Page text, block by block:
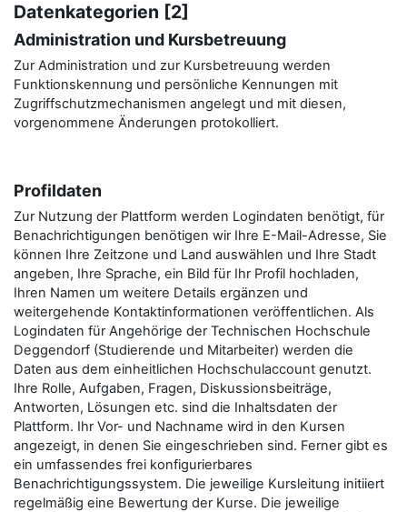
Datenkategorien [2]
Administration und Kursbetreuung
Zur Administration und zur Kursbetreuung werden
Funktionskennung und persönliche Kennungen mit
Zugriffschutzmechanismen angelegt und mit diesen,
vorgenommene Änderungen protokolliert.
Profildaten
Zur Nutzung der Plattform werden Logindaten benötigt, für
Benachrichtigungen benötigen wir Ihre E-Mail-Adresse, Sie
können Ihre Zeitzone und Land auswählen und Ihre Stadt
angeben, Ihre Sprache, ein Bild für Ihr Profil hochladen,
Ihren Namen um weitere Details ergänzen und
weitergehende Kontaktinformationen veröffentlichen. Als
Logindaten für Angehörige der Technischen Hochschule
Deggendorf (Studierende und Mitarbeiter) werden die
Daten aus dem einheitlichen Hochschulaccount genutzt.
Ihre Rolle, Aufgaben, Fragen, Diskussionsbeiträge,
Antworten, Lösungen etc. sind die Inhaltsdaten der
Plattform. Ihr Vor- und Nachname wird in den Kursen
angezeigt, in denen Sie eingeschrieben sind. Ferner gibt es
ein umfassendes frei konfigurierbares
Benachrichtigungssystem. Die jeweilige Kursleitung initiiert
regelmäßig eine Bewertung der Kurse. Die jeweilige